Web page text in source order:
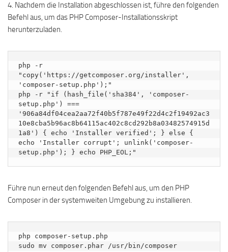
4. Nachdem die Installation abgeschlossen ist, führe den folgenden
Befehl aus, um das PHP Composer-Installationsskript
herunterzuladen.
php -r
"copy('https://getcomposer.org/installer',
'composer-setup.php');"
php -r "if (hash_file('sha384', 'composer-
setup.php') ===
'906a84df04cea2aa72f40b5f787e49f22d4c2f19492ac3
10e8cba5b96ac8b64115ac402c8cd292b8a03482574915d
1a8') { echo 'Installer verified'; } else {
echo 'Installer corrupt'; unlink('composer-
setup.php'); } echo PHP_EOL;"
Führe nun erneut den folgenden Befehl aus, um den PHP
Composer in der systemweiten Umgebung zu installieren.
php composer-setup.php
sudo mv composer.phar /usr/bin/composer